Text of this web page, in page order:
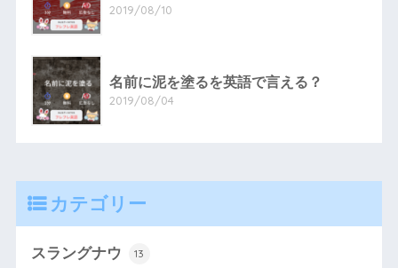
2019/08/10
名前に泥を塗るを英語で言える？
2019/08/04
カテゴリー
スラングナウ 13